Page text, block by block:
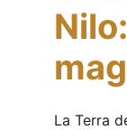
La Terra